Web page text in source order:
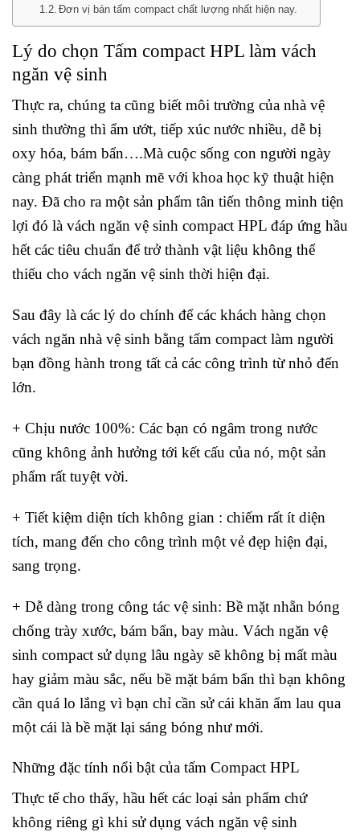
Đơn vị bán tấm compact chất lượng nhất hiện nay.
Lý do chọn Tấm compact HPL làm vách
ngăn vệ sinh
Thực ra, chúng ta cũng biết môi trường của nhà vệ
sinh thường thì ẩm ướt, tiếp xúc nước nhiều, dễ bị
oxy hóa, bám bẩn….Mà cuộc sống con người ngày
càng phát triển mạnh mẽ với khoa học kỹ thuật hiện
nay. Đã cho ra một sản phẩm tân tiến thông minh tiện
lợi đó là vách ngăn vệ sinh compact HPL đáp ứng hầu
hết các tiêu chuẩn để trở thành vật liệu không thể
thiếu cho vách ngăn vệ sinh thời hiện đại.
Sau đây là các lý do chính để các khách hàng chọn
vách ngăn nhà vệ sinh bằng tấm compact làm người
bạn đồng hành trong tất cả các công trình từ nhỏ đến
lớn.
+ Chịu nước 100%: Các bạn có ngâm trong nước
cũng không ảnh hưởng tới kết cấu của nó, một sản
phẩm rất tuyệt vời.
+ Tiết kiệm diện tích không gian : chiếm rất ít diện
tích, mang đến cho công trình một vẻ đẹp hiện đại,
sang trọng.
+ Dễ dàng trong công tác vệ sinh: Bề mặt nhẵn bóng
chống trày xước, bám bẩn, bay màu. Vách ngăn vệ
sinh compact sử dụng lâu ngày sẽ không bị mất màu
hay giảm màu sắc, nếu bề mặt bám bẩn thì bạn không
cần quá lo lắng vì bạn chỉ cần sử cái khăn ẩm lau qua
một cái là bề mặt lại sáng bóng như mới.
Những đặc tính nổi bật của tấm Compact HPL
Thực tế cho thấy, hầu hết các loại sản phẩm chứ
không riêng gì khi sử dụng vách ngăn vệ sinh